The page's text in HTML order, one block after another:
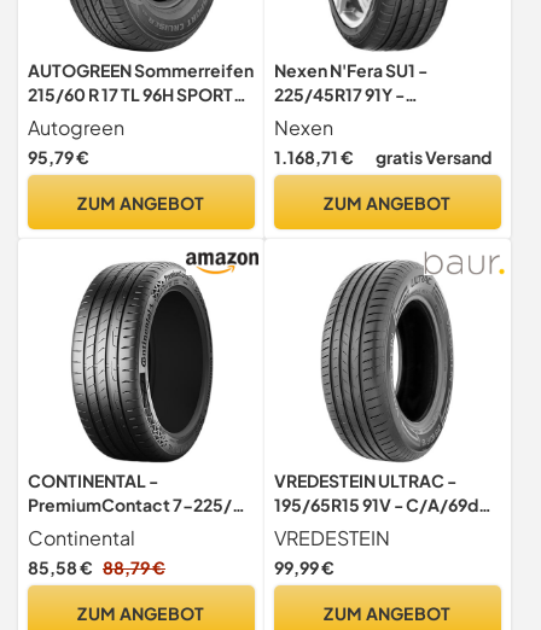
AUTOGREEN Sommerreifen
215/60 R 17 TL 96H SPORT
CRUISER SC6 BSW
Autogreen
95,79 €
ZUM ANGEBOT
Nexen N'Fera SU1 -
225/45R17 91Y -
Sommerreifen
Nexen
1.168,71 € gratis Versand
ZUM ANGEBOT
CONTINENTAL -
PremiumContact 7-225/45
R 17-91Y/C/A/71dB -
Sommerreifen
Continental
85,58 € 88,79 €
ZUM ANGEBOT
VREDESTEIN ULTRAC -
195/65R15 91V - C/A/69dB
- Sommerreifen
VREDESTEIN
99,99 €
ZUM ANGEBOT